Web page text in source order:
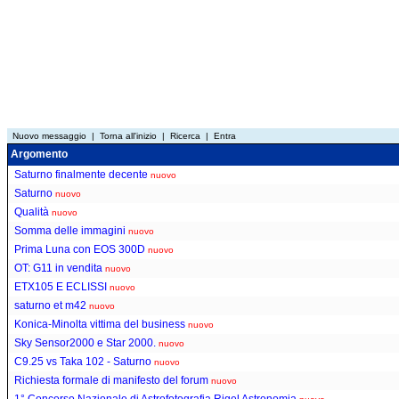
Nuovo messaggio | Torna all'inizio | Ricerca | Entra
Argomento
Saturno finalmente decente nuovo
Saturno nuovo
Qualità nuovo
Somma delle immagini nuovo
Prima Luna con EOS 300D nuovo
OT: G11 in vendita nuovo
ETX105 E ECLISSI nuovo
saturno et m42 nuovo
Konica-Minolta vittima del business nuovo
Sky Sensor2000 e Star 2000. nuovo
C9.25 vs Taka 102 - Saturno nuovo
Richiesta formale di manifesto del forum nuovo